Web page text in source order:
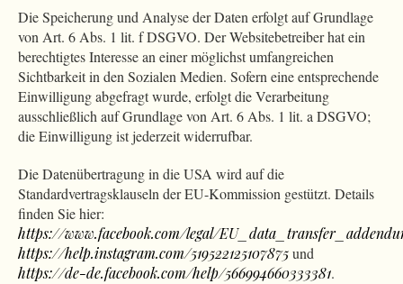
Die Speicherung und Analyse der Daten erfolgt auf Grundlage
von Art. 6 Abs. 1 lit. f DSGVO. Der Websitebetreiber hat ein
berechtigtes Interesse an einer möglichst umfangreichen
Sichtbarkeit in den Sozialen Medien. Sofern eine entsprechende
Einwilligung abgefragt wurde, erfolgt die Verarbeitung
ausschließlich auf Grundlage von Art. 6 Abs. 1 lit. a DSGVO;
die Einwilligung ist jederzeit widerrufbar.
Die Datenübertragung in die USA wird auf die
Standardvertragsklauseln der EU-Kommission gestützt. Details
finden Sie hier:
https://www.facebook.com/legal/
https://help.instagram.com/519522125107875und
https://de-de.facebook.com/help/566994660333381.